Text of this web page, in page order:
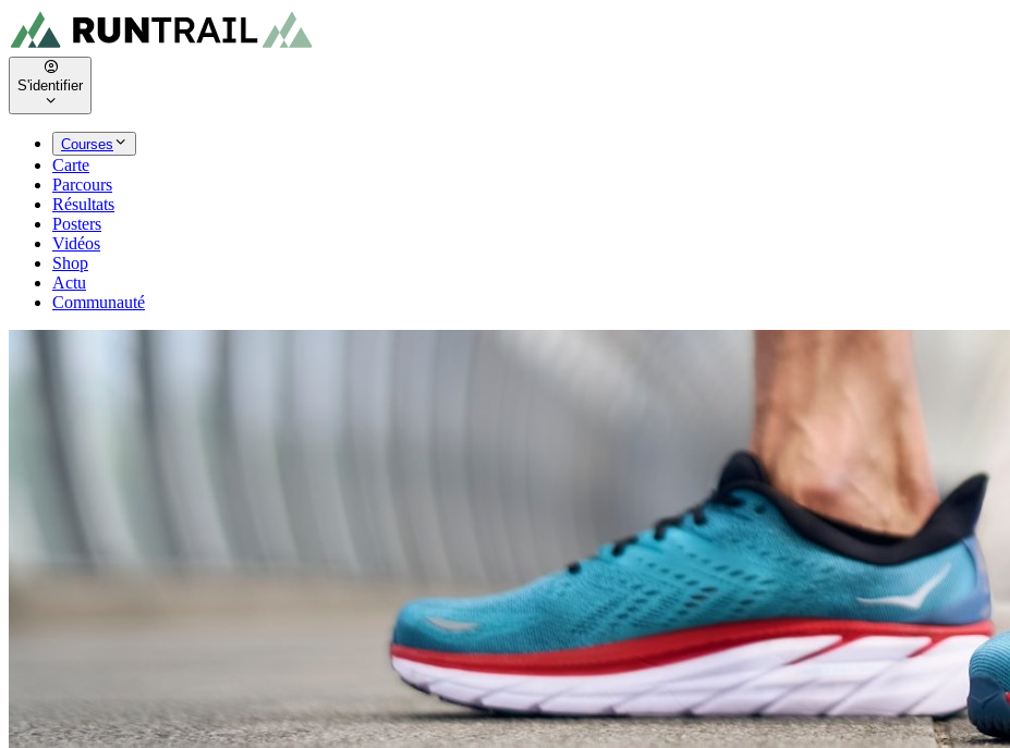
S'identifier
Courses
Carte
Parcours
Résultats
Posters
Vidéos
Shop
Actu
Communauté